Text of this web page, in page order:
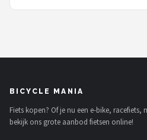
BICYCLE MANIA
Fiets kopen? Of je nu een e-bike,
bekijk ons grote aanbod fietsen online!